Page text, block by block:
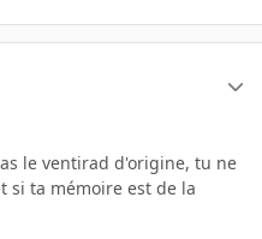
le ventirad d'origine, tu ne
si ta mémoire est de la